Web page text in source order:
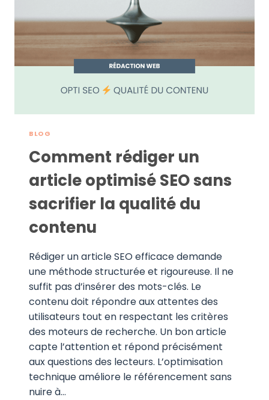
DIFFÉRENCES
ET
POURQUOI
LES
DEUX
SONT
IMPORTANTS
BLOG
Comment rédiger un
article optimisé SEO sans
sacrifier la qualité du
contenu
Rédiger un article SEO efficace demande
une méthode structurée et rigoureuse. Il ne
suffit pas d’insérer des mots-clés. Le
contenu doit répondre aux attentes des
utilisateurs tout en respectant les critères
des moteurs de recherche. Un bon article
capte l’attention et répond précisément
aux questions des lecteurs. L’optimisation
technique améliore le référencement sans
nuire à…